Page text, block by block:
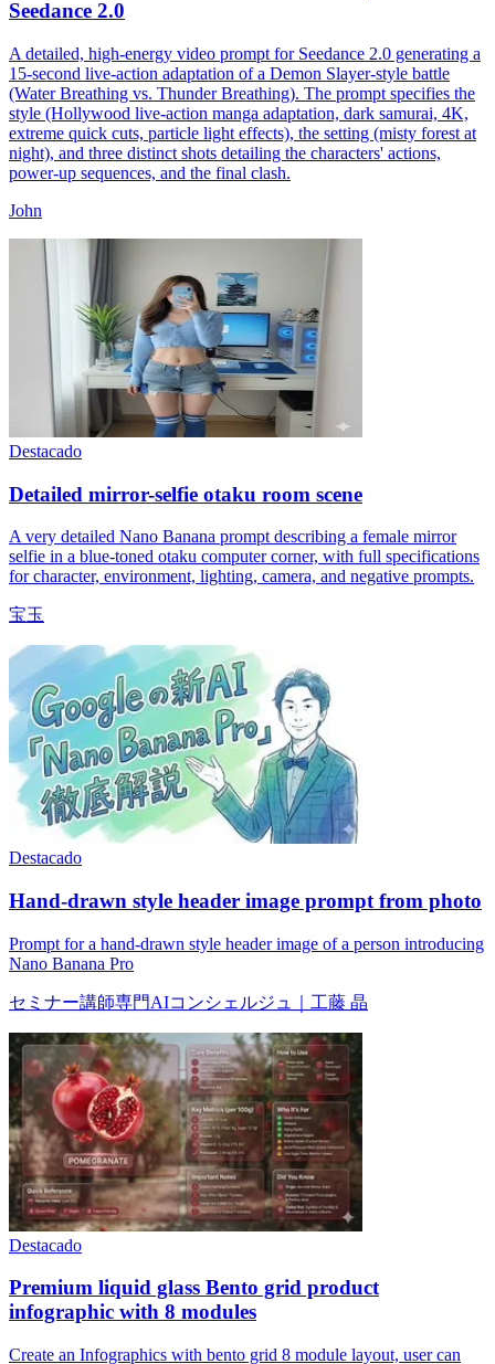
Seedance 2.0
A detailed, high-energy video prompt for Seedance 2.0 generating a
15-second live-action adaptation of a Demon Slayer-style battle
(Water Breathing vs. Thunder Breathing). The prompt specifies the
style (Hollywood live-action manga adaptation, dark samurai, 4K,
extreme quick cuts, particle light effects), the setting (misty forest at
night), and three distinct shots detailing the characters' actions,
power-up sequences, and the final clash.
John
Destacado
Detailed mirror-selfie otaku room scene
A very detailed Nano Banana prompt describing a female mirror
selfie in a blue-toned otaku computer corner, with full specifications
for character, environment, lighting, camera, and negative prompts.
宝玉
Destacado
Hand-drawn style header image prompt from photo
Prompt for a hand-drawn style header image of a person introducing
Nano Banana Pro
セミナー講師専門AIコンシェルジュ｜工藤 晶
Destacado
Premium liquid glass Bento grid product
infographic with 8 modules
Create an Infographics with bento grid 8 module layout, user can